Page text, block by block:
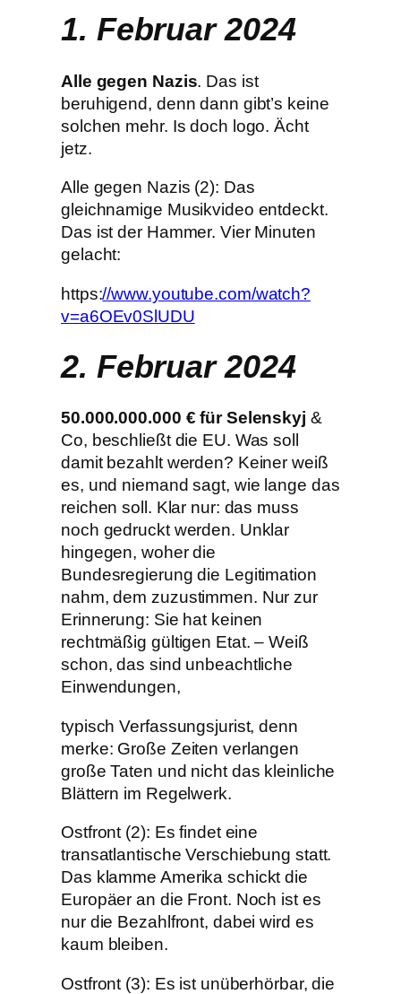
1. Februar 2024
Alle gegen Nazis. Das ist
beruhigend, denn dann gibt’s keine
solchen mehr. Is doch logo. Ächt
jetz.
Alle gegen Nazis (2): Das
gleichnamige Musikvideo entdeckt.
Das ist der Hammer. Vier Minuten
gelacht:
https://www.youtube.com/watch?
v=a6OEv0SlUDU
2. Februar 2024
50.000.000.000 € für Selenskyj &
Co, beschließt die EU. Was soll
damit bezahlt werden? Keiner weiß
es, und niemand sagt, wie lange das
reichen soll. Klar nur: das muss
noch gedruckt werden. Unklar
hingegen, woher die
Bundesregierung die Legitimation
nahm, dem zuzustimmen. Nur zur
Erinnerung: Sie hat keinen
rechtmäßig gültigen Etat. – Weiß
schon, das sind unbeachtliche
Einwendungen,
typisch Verfassungsjurist, denn
merke: Große Zeiten verlangen
große Taten und nicht das kleinliche
Blättern im Regelwerk.
Ostfront (2): Es findet eine
transatlantische Verschiebung statt.
Das klamme Amerika schickt die
Europäer an die Front. Noch ist es
nur die Bezahlfront, dabei wird es
kaum bleiben.
Ostfront (3): Es ist unüberhörbar, die